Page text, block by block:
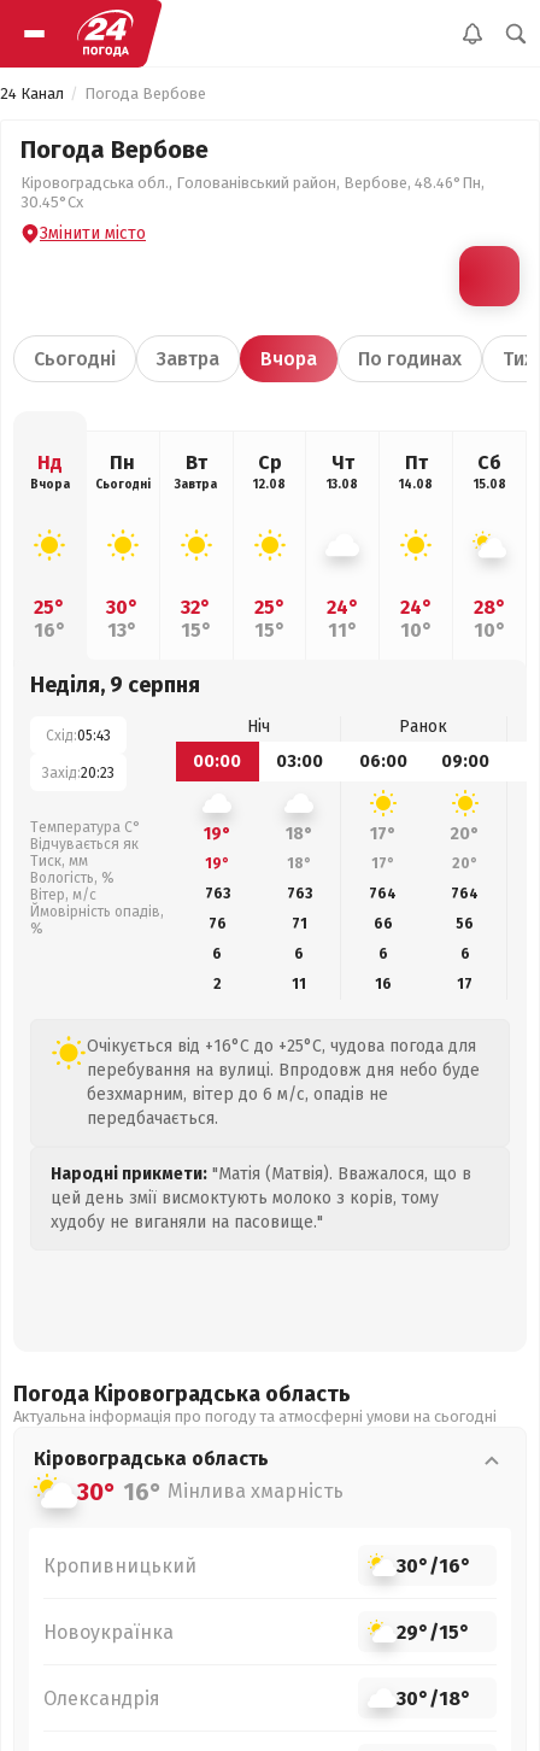
24 Канал Погода Вербове
Погода Вербове
Кіровоградська обл., Голованівський район, Вербове, 48.46°Пн,
30.45°Сх
Змінити місто
Сьогодні Завтра Вчора По годинах
Нд
Вчора
25°
16°
Пн
Сьогодні
30°
13°
Вт
Завтра
32°
15°
Ср
12.08
25°
15°
Чт
13.08
24°
11°
Пт
14.08
24°
10°
Сб
15.08
28°
10°
Неділя, 9 серпня
Схід:05:43
Захід:20:23
Температура С°
Відчувається як
Тиск, мм
Вологість, %
Вітер, м/с
Ймовірність опадів,
%
Ніч
Ранок
00:00
03:00 06:00 09:00
19° 18° 17° 20°
19° 18° 17° 20°
763
763 764 764
76
71 66 56
6
6 6
6
2
11 16 17
Очікується від +16°C до +25°C, чудова погода для
перебування на вулиці. Впродовж дня небо буде
безхмарним, вітер до 6 м/с, опадів не
передбачається.
Народні прикмети: "Матія (Матвія). Вважалося, що в
цей день змії висмоктують молоко з корів, тому
худобу не виганяли на пасовище."
Погода Кіровоградська область
Актуальна інформація про погоду та атмосферні умови на сьогодні
Кіровоградська область
30° 16° Мінлива хмарність
Кропивницький 30°/16°
Новоукраїнка 29°/15°
Олександрія 30°/18°